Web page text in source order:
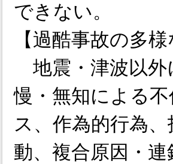
できない。
【過酷事故の多
地震・津波以外
慢・無知による
ス、作為的行為
動、複合原因・